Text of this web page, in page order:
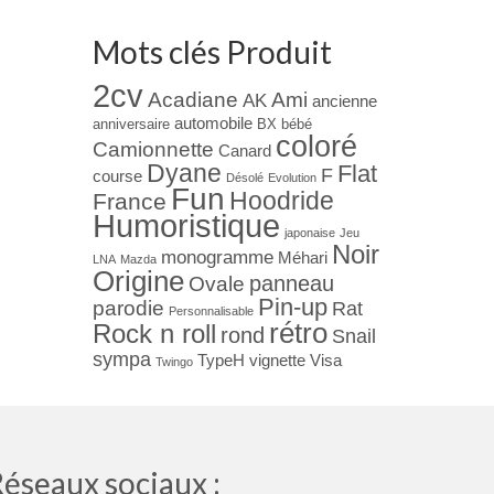
Mots clés Produit
2cv Acadiane AK Ami ancienne
anniversaire automobile BX bébé
Camionnette Canard coloré
course Dyane Désolé Evolution F Flat
France Fun Hoodride
Humoristique japonaise Jeu
LNA Mazda monogramme Méhari Noir
Origine Ovale panneau
parodie Personnalisable Pin-up Rat
Rock n roll rond rétro Snail
sympa Twingo TypeH vignette Visa
sociaux :